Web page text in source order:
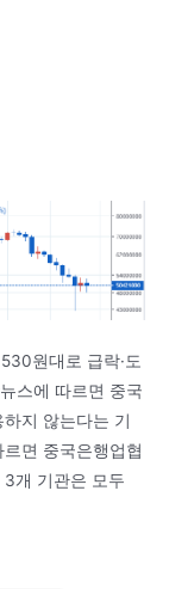
원대로 급락·도
스에 따르면 중국
지 않는다는 기
면 중국은행업협
개 기관은 모두